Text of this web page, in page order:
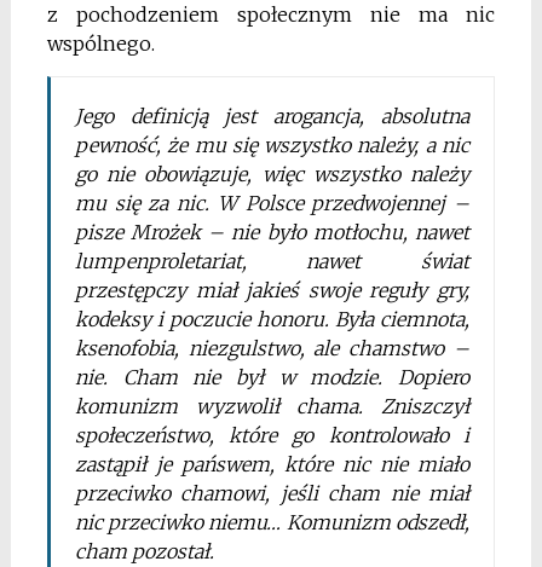
z pochodzeniem społecznym nie ma nic
wspólnego.
Jego definicją jest arogancja, absolutna
pewność, że mu się wszystko należy, a nic
go nie obowiązuje, więc wszystko należy
mu się za nic. W Polsce przedwojennej –
pisze Mrożek – nie było motłochu, nawet
lumpenproletariat, nawet świat
przestępczy miał jakieś swoje reguły gry,
kodeksy i poczucie honoru. Była ciemnota,
ksenofobia, niezgulstwo, ale chamstwo –
nie. Cham nie był w modzie. Dopiero
komunizm wyzwolił chama. Zniszczył
społeczeństwo, które go kontrolowało i
zastąpił je pańswem, które nic nie miało
przeciwko chamowi, jeśli cham nie miał
nic przeciwko niemu… Komunizm odszedł,
cham pozostał.